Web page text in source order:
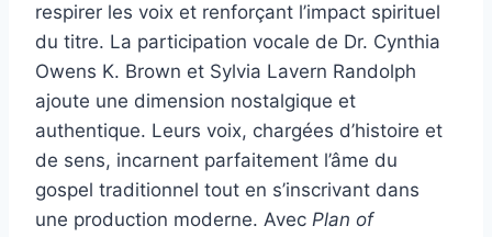
respirer les voix et renforçant l’impact spirituel
du titre. La participation vocale de Dr. Cynthia
Owens K. Brown et Sylvia Lavern Randolph
ajoute une dimension nostalgique et
authentique. Leurs voix, chargées d’histoire et
de sens, incarnent parfaitement l’âme du
gospel traditionnel tout en s’inscrivant dans
une production moderne. Avec Plan of